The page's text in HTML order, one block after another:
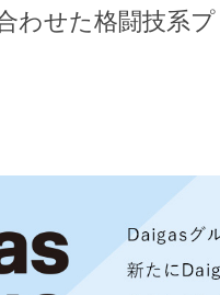
わせた格闘技系